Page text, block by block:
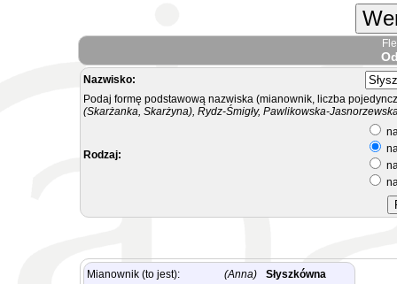
Nazwisko:
Podaj formę podstawową nazwiska (mianownik, liczba
(Skarżanka, Skarżyna), Rydz-Śmigły, Pawlikowska-
Rodzaj:
Mianownik (to jest): (Anna)
Słyszkówna